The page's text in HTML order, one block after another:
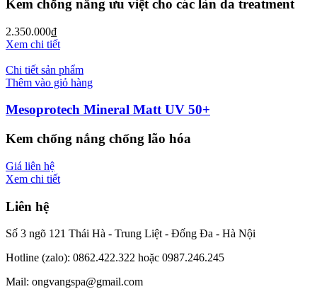
Kem chống nắng ưu việt cho các làn da treatment
2.350.000₫
Xem chi tiết
Chi tiết sản phẩm
Thêm vào giỏ hàng
Mesoprotech Mineral Matt UV 50+
Kem chống nắng chống lão hóa
Giá liên hệ
Xem chi tiết
Liên hệ
Số 3 ngõ 121 Thái Hà - Trung Liệt - Đống Đa - Hà Nội
Hotline (zalo): 0862.422.322 hoặc 0987.246.245
Mail: ongvangspa@gmail.com